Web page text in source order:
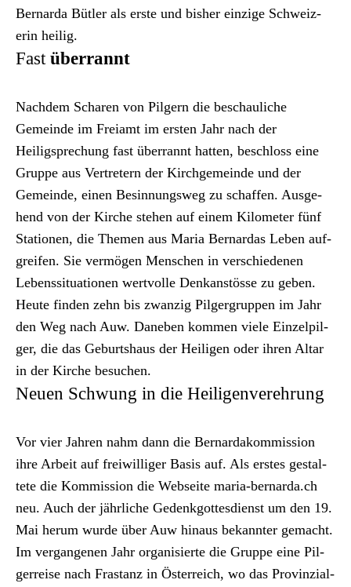
Bernar­da Bütler als erste und bish­er einzige Schweiz­
erin heilig.
Fast überrannt
Nach­dem Scharen von Pil­gern die beschauliche
Gemeinde im Freiamt im ersten Jahr nach der
Heiligsprechung fast über­ran­nt hat­ten, beschloss eine
Gruppe aus Vertretern der Kirchge­meinde und der
Gemeinde, einen Besin­nungsweg zu schaf­fen. Aus­ge­
hend von der Kirche ste­hen auf einem Kilo­me­ter fünf
Sta­tio­nen, die The­men aus Maria Bernar­das Leben auf­
greifen. Sie ver­mö­gen Men­schen in ver­schiede­nen
Lebenssi­t­u­a­tio­nen wertvolle Denkanstösse zu geben.
Heute find­en zehn bis zwanzig Pil­ger­grup­pen im Jahr
den Weg nach Auw. Daneben kom­men viele Einzelpil­
ger, die das Geburtshaus der Heili­gen oder ihren Altar
in der Kirche besuchen.
Neuen Schwung in die Heiligenverehrung
Vor vier Jahren nahm dann die Bernar­dakom­mis­sion
ihre Arbeit auf frei­williger Basis auf. Als erstes gestal­
tete die Kom­mis­sion die Web­seite maria-bernarda.ch
neu. Auch der jährliche Gedenkgottes­di­enst um den 19.
Mai herum wurde über Auw hin­aus bekan­nter gemacht.
Im ver­gan­genen Jahr organ­isierte die Gruppe eine Pil­
ger­reise nach Fras­tanz in Öster­re­ich, wo das Prov­inzial­